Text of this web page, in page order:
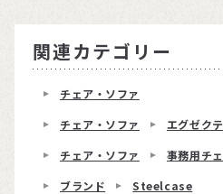
関連カテゴリー
チェア・ソファ
チェア・ソファ
エグゼク
チェア・ソファ
事務用チ
ブランド
Steelcase